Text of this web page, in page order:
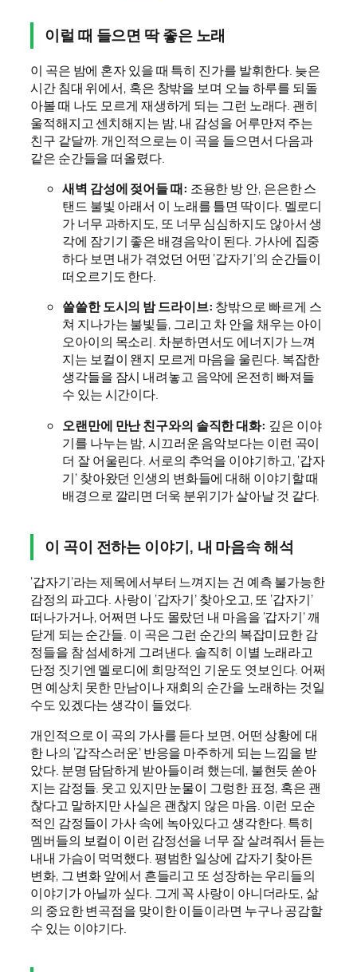
이럴 때 들으면 딱 좋은 노래
이 곡은 밤에 혼자 있을 때 특히 진가를 발휘한다. 늦은
시간 침대 위에서, 혹은 창밖을 보며 오늘 하루를 되돌
아볼 때 나도 모르게 재생하게 되는 그런 노래다. 괜히
울적해지고 센치해지는 밤, 내 감성을 어루만져 주는
친구 같달까. 개인적으로는 이 곡을 들으면서 다음과
같은 순간들을 떠올렸다.
새벽 감성에 젖어들 때: 조용한 방 안, 은은한 스
탠드 불빛 아래서 이 노래를 틀면 딱이다. 멜로디
가 너무 과하지도, 또 너무 심심하지도 않아서 생
각에 잠기기 좋은 배경음악이 된다. 가사에 집중
하다 보면 내가 겪었던 어떤 ‘갑자기’의 순간들이
떠오르기도 한다.
쓸쓸한 도시의 밤 드라이브: 창밖으로 빠르게 스
쳐 지나가는 불빛들, 그리고 차 안을 채우는 아이
오아이의 목소리. 차분하면서도 에너지가 느껴
지는 보컬이 왠지 모르게 마음을 울린다. 복잡한
생각들을 잠시 내려놓고 음악에 온전히 빠져들
수 있는 시간이다.
오랜만에 만난 친구와의 솔직한 대화: 깊은 이야
기를 나누는 밤, 시끄러운 음악보다는 이런 곡이
더 잘 어울린다. 서로의 추억을 이야기하고, ‘갑자
기’ 찾아왔던 인생의 변화들에 대해 이야기할 때
배경으로 깔리면 더욱 분위기가 살아날 것 같다.
이 곡이 전하는 이야기, 내 마음속 해석
‘갑자기’라는 제목에서부터 느껴지는 건 예측 불가능한
감정의 파고다. 사랑이 ‘갑자기’ 찾아오고, 또 ‘갑자기’
떠나가거나, 어쩌면 나도 몰랐던 내 마음을 ‘갑자기’ 깨
닫게 되는 순간들. 이 곡은 그런 순간의 복잡미묘한 감
정들을 참 섬세하게 그려낸다. 솔직히 이별 노래라고
단정 짓기엔 멜로디에 희망적인 기운도 엿보인다. 어쩌
면 예상치 못한 만남이나 재회의 순간을 노래하는 것일
수도 있겠다는 생각이 들었다.
개인적으로 이 곡의 가사를 듣다 보면, 어떤 상황에 대
한 나의 ‘갑작스러운’ 반응을 마주하게 되는 느낌을 받
았다. 분명 담담하게 받아들이려 했는데, 불현듯 쏟아
지는 감정들. 웃고 있지만 눈물이 그렁한 표정, 혹은 괜
찮다고 말하지만 사실은 괜찮지 않은 마음. 이런 모순
적인 감정들이 가사 속에 녹아있다고 생각한다. 특히
멤버들의 보컬이 이런 감정선을 너무 잘 살려줘서 듣는
내내 가슴이 먹먹했다. 평범한 일상에 갑자기 찾아든
변화, 그 변화 앞에서 흔들리고 또 성장하는 우리들의
이야기가 아닐까 싶다. 그게 꼭 사랑이 아니더라도, 삶
의 중요한 변곡점을 맞이한 이들이라면 누구나 공감할
수 있는 이야기다.